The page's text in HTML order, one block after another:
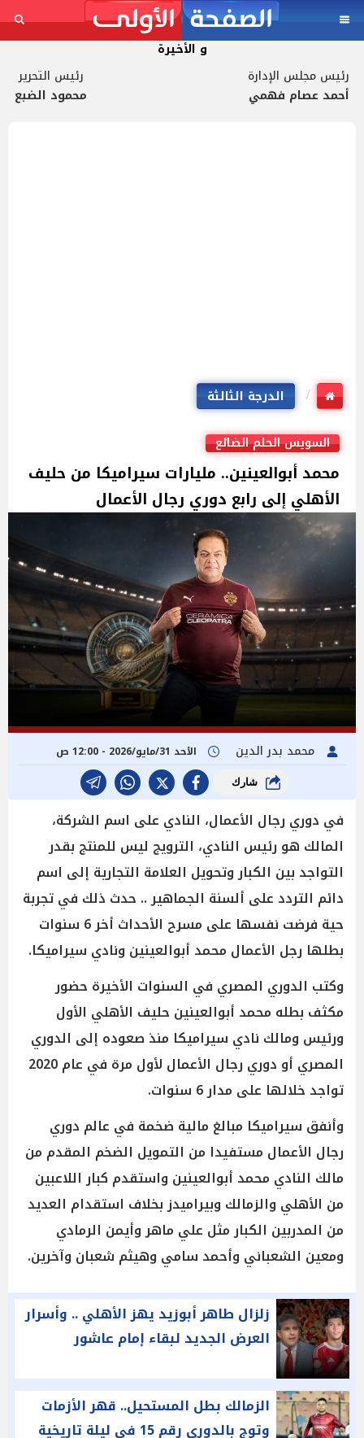
و الأخيرة
رئيس مجلس الإدارة
أحمد عصام فهمي
رئيس التحرير
محمود الضبع
الدرجة الثالثة
السويس الحلم الضائع
محمد أبوالعينين.. مليارات سيراميكا من حليف
الأهلي إلى رابع دوري رجال الأعمال
محمد بدر الدين الأحد 31/مايو/2026 - 12:00 ص
شارك
في دوري رجال الأعمال، النادي على اسم الشركة،
المالك هو رئيس النادي، الترويج ليس للمنتج بقدر
التواجد بين الكبار وتحويل العلامة التجارية إلى اسم
دائم التردد على ألسنة الجماهير .. حدث ذلك في تجربة
حية فرضت نفسها على مسرح الأحداث أخر 6 سنوات
بطلها رجل الأعمال محمد أبوالعينين ونادي سيراميكا.
وكتب الدوري المصري في السنوات الأخيرة حضور
مكثف بطله محمد أبوالعينين حليف الأهلي الأول
ورئيس ومالك نادي سيراميكا منذ صعوده إلى الدوري
المصري أو دوري رجال الأعمال لأول مرة في عام 2020
تواجد خلالها على مدار 6 سنوات.
وأنفق سيراميكا مبالغ مالية ضخمة في عالم دوري
رجال الأعمال مستفيدا من التمويل الضخم المقدم من
مالك النادي محمد أبوالعينين واستقدم كبار اللاعبين
من الأهلي والزمالك وبيراميدز بخلاف استقدام العديد
من المدربين الكبار مثل علي ماهر وأيمن الرمادي
ومعين الشعباني وأحمد سامي وهيثم شعبان وآخرين.
زلزال طاهر أبوزيد يهز الأهلي .. وأسرار
العرض الجديد لبقاء إمام عاشور
الزمالك بطل المستحيل.. قهر الأزمات
وتوج بالدوري رقم 15 في ليلة تاريخية